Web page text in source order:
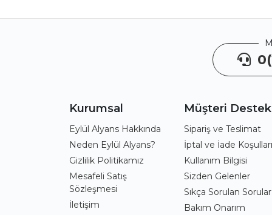
Kurumsal
Eylül Alyans Hakkında
Neden Eylül Alyans?
Gizlilik Politikamız
Mesafeli Satış
Sözleşmesi
İletişim
Müşteri Destek
Sipariş ve Teslimat
İptal ve İade
Kullanım Bilgisi
Sizden Gelenler
Sıkça Sorulan Sorular
Bakım Onarım